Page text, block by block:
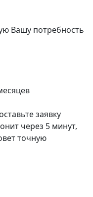
Вашу потребность
заявку
через 5 минут,
точную